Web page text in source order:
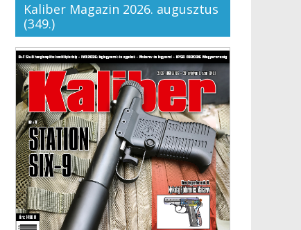
Kaliber Magazin 2026. augusztus
(349.)